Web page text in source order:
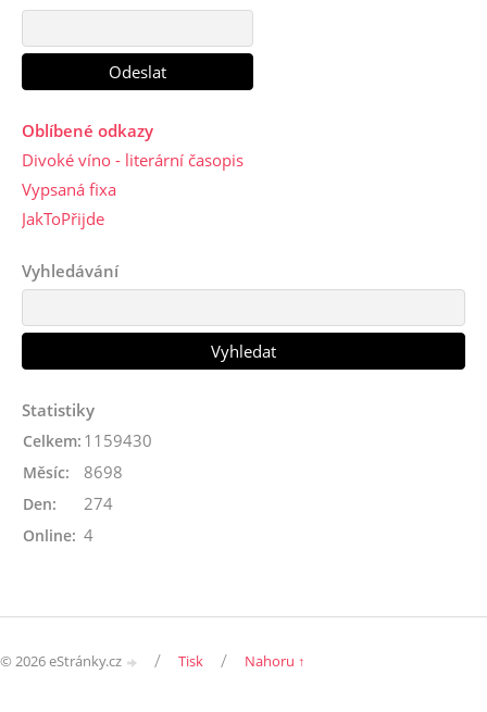
Oblíbené odkazy
Divoké víno - literární časopis
Vypsaná fixa
JakToPřijde
Vyhledávání
Statistiky
Online: 4
Celkem: 1159430
Měsíc: 8698
Den: 274
© 2026 eStránky.cz / Tisk / Nahoru ↑